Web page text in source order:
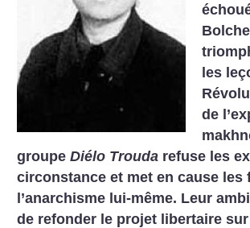
les
de
groupeDiélo Trouda refuse les
circonstance et met en cause les
l’anarchisme lui-même. Leur
de refonder le projet libertaire